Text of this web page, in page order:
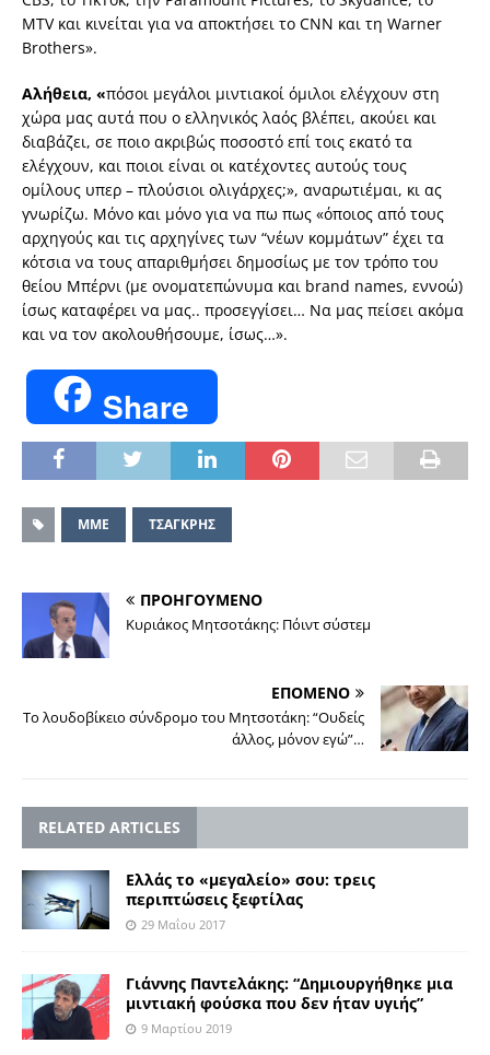
MTV και κινείται για να αποκτήσει το CNN και τη Warner
Brothers».
Αλήθεια, «πόσοι μεγάλοι μιντιακοί όμιλοι ελέγχουν στη
χώρα μας αυτά που ο ελληνικός λαός βλέπει, ακούει και
διαβάζει, σε ποιο ακριβώς ποσοστό επί τοις εκατό τα
ελέγχουν, και ποιοι είναι οι κατέχοντες αυτούς τους
ομίλους υπερ – πλούσιοι ολιγάρχες;», αναρωτιέμαι, κι ας
γνωρίζω. Μόνο και μόνο για να πω πως «όποιος από τους
αρχηγούς και τις αρχηγίνες των “νέων κομμάτων” έχει τα
κότσια να τους απαριθμήσει δημοσίως με τον τρόπο του
θείου Μπέρνι (με ονοματεπώνυμα και brand names, εννοώ)
ίσως καταφέρει να μας.. προσεγγίσει… Να μας πείσει ακόμα
και να τον ακολουθήσουμε, ίσως…».
Share
ΜΜΕ ΤΣΑΓΚΡΗΣ
ΠΡΟΗΓΟΥΜΕΝΟ
Κυριάκος Μητσοτάκης: Πόιντ σύστεμ
ΕΠΟΜΕΝΟ
Το λουδοβίκειο σύνδρομο του Μητσοτάκη: “Ουδείς
άλλος, μόνον εγώ”…
RELATED ARTICLES
Ελλάς το «μεγαλείο» σου: τρεις
περιπτώσεις ξεφτίλας
29 Μαΐου 2017
Γιάννης Παντελάκης: “Δημιουργήθηκε μια
μιντιακή φούσκα που δεν ήταν υγιής”
9 Μαρτίου 2019